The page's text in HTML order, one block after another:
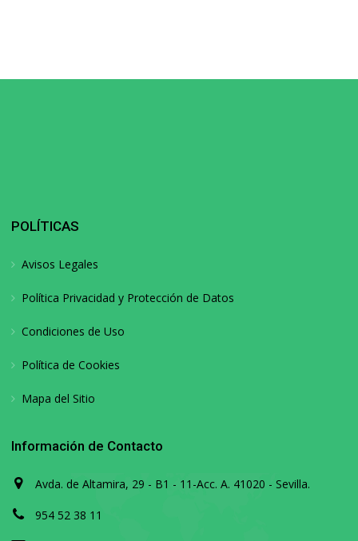
POLÍTICAS
Avisos Legales
Política Privacidad y Protección de Datos
Condiciones de Uso
Política de Cookies
Mapa del Sitio
Información de Contacto
Avda. de Altamira, 29 - B1 - 11-Acc. A. 41020 - Sevilla.
954 52 38 11